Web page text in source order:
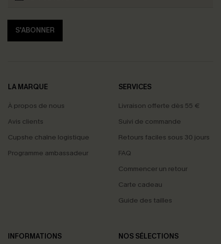
S'ABONNER
LA MARQUE
À propos de nous
Avis clients
Cupshe chaîne logistique
Programme ambassadeur
SERVICES
Livraison offerte dès 55 €
Suivi de commande
Retours faciles sous 30 jours
FAQ
Commencer un retour
Carte cadeau
Guide des tailles
INFORMATIONS
NOS SÉLECTIONS
PROFITEZ DE -15%